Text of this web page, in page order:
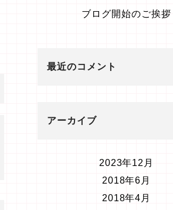
ブログ開始のご挨拶
最近のコメント
アーカイブ
2023年12月
2018年6月
2018年4月